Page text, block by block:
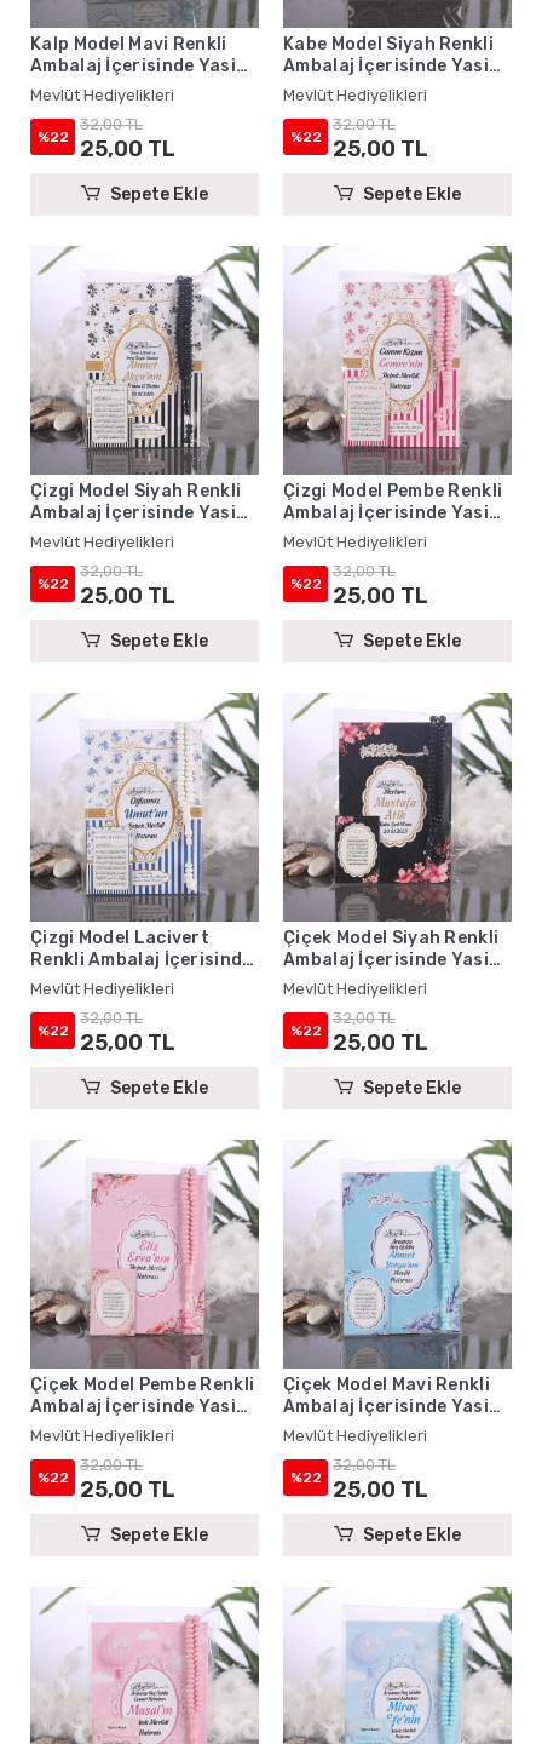
Kalp Model Mavi Renkli
Ambalaj İçerisinde Yasin
Kitabı, Magnet ve Tesbih -
Mevlüt Hediyelikleri
Mevlüt Hediyelikleri
%22
32,00 TL
25,00 TL
Sepete Ekle
Kabe Model Siyah Renkli
Ambalaj İçerisinde Yasin
Kitabı, Magnet ve Tesbih -
Mevlüt Hediyelikleri
Mevlüt Hediyelikleri
%22
32,00 TL
25,00 TL
Sepete Ekle
Çizgi Model Siyah Renkli
Ambalaj İçerisinde Yasin
Kitabı, Magnet ve Tesbih -
Mevlüt Hediyelikleri
Mevlüt Hediyelikleri
%22
32,00 TL
25,00 TL
Sepete Ekle
Çizgi Model Pembe Renkli
Ambalaj İçerisinde Yasin
Kitabı, Magnet ve Tesbih -
Mevlüt Hediyelikleri
Mevlüt Hediyelikleri
%22
32,00 TL
25,00 TL
Sepete Ekle
Çizgi Model Lacivert
Renkli Ambalaj İçerisinde
Yasin Kitabı, Magnet ve
Tesbih - Mevlüt
Hediyelikleri
Mevlüt Hediyelikleri
%22
32,00 TL
25,00 TL
Sepete Ekle
Çiçek Model Siyah Renkli
Ambalaj İçerisinde Yasin
Kitabı, Magnet ve Tesbih -
Mevlüt Hediyelikleri
Mevlüt Hediyelikleri
%22
32,00 TL
25,00 TL
Sepete Ekle
Çiçek Model Pembe Renkli
Ambalaj İçerisinde Yasin
Kitabı, Magnet ve Tesbih -
Mevlüt Hediyelikleri
Mevlüt Hediyelikleri
%22
32,00 TL
25,00 TL
Sepete Ekle
Çiçek Model Mavi Renkli
Ambalaj İçerisinde Yasin
Kitabı, Magnet ve Tesbih -
Mevlüt Hediyelikleri
Mevlüt Hediyelikleri
%22
32,00 TL
25,00 TL
Sepete Ekle